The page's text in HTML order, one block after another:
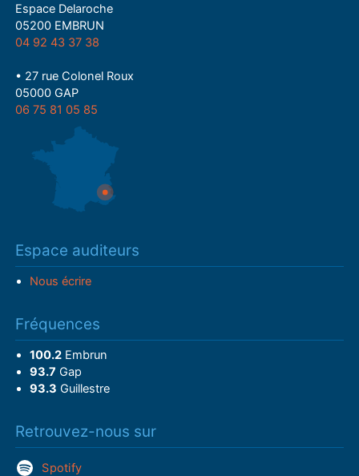
Espace Delaroche
05200 EMBRUN
04 92 43 37 38
• 27 rue Colonel Roux
05000 GAP
06 75 81 05 85
Espace auditeurs
Nous écrire
Fréquences
100.2Embrun
93.7 Gap
93.3 Guillestre
Retrouvez-nous sur
Spotify